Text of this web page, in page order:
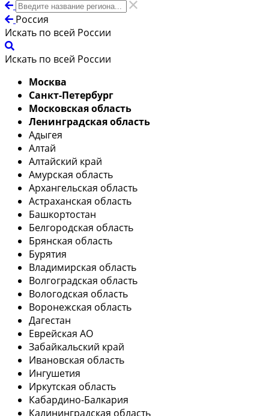
Россия
Искать по всей России
Искать по всей России
Москва
Санкт-Петербург
Московская область
Ленинградская область
Адыгея
Алтай
Алтайский край
Амурская область
Архангельская область
Астраханская область
Башкортостан
Белгородская область
Брянская область
Бурятия
Владимирская область
Волгоградская область
Вологодская область
Воронежская область
Дагестан
Еврейская АО
Забайкальский край
Ивановская область
Ингушетия
Иркутская область
Кабардино-Балкария
Калининградская область